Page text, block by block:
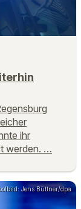
ihr
werden. …
Jens Büttner/dpa